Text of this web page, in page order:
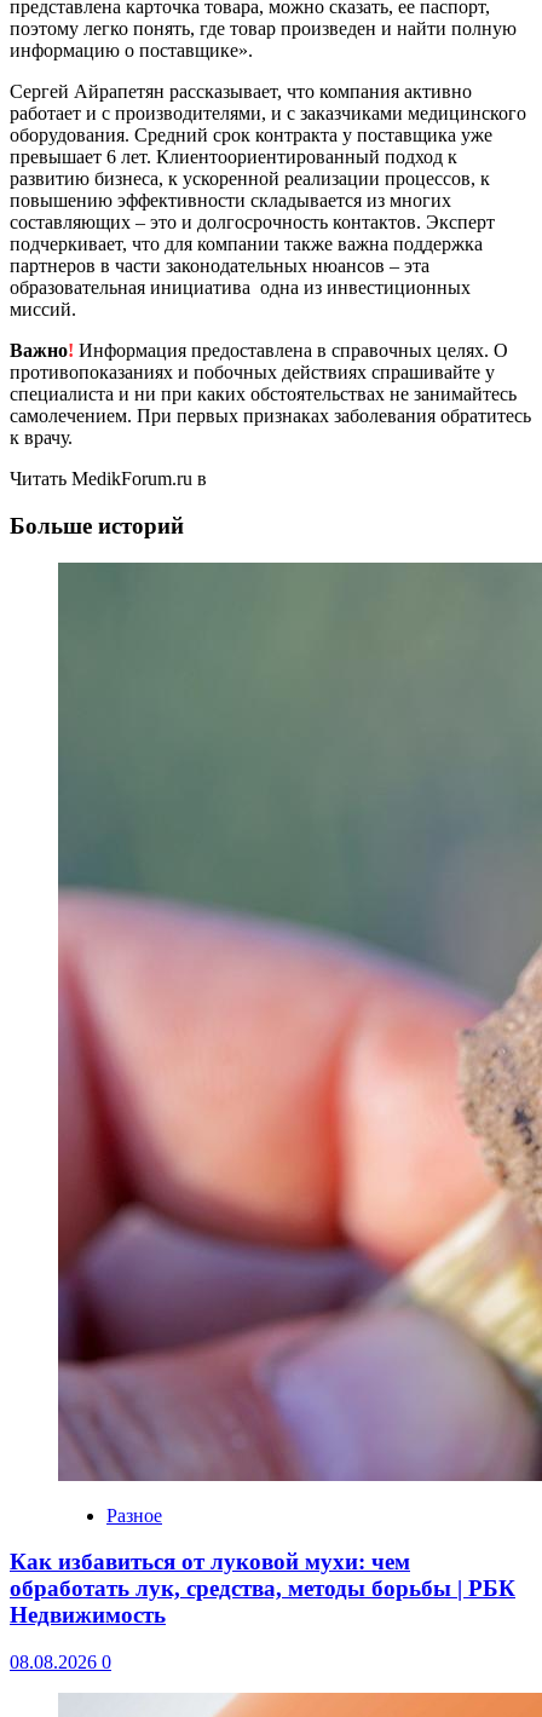
представлена карточка товара, можно сказать, ее паспорт,
поэтому легко понять, где товар произведен и найти полную
информацию о поставщике».
Сергей Айрапетян рассказывает, что компания активно
работает и с производителями, и с заказчиками медицинского
оборудования. Средний срок контракта у поставщика уже
превышает 6 лет. Клиентоориентированный подход к
развитию бизнеса, к ускоренной реализации процессов, к
повышению эффективности складывается из многих
составляющих – это и долгосрочность контактов. Эксперт
подчеркивает, что для компании также важна поддержка
партнеров в части законодательных нюансов – эта
образовательная инициатива одна из инвестиционных
миссий.
Важно! Информация предоставлена в справочных целях. О
противопоказаниях и побочных действиях спрашивайте у
специалиста и ни при каких обстоятельствах не занимайтесь
самолечением. При первых признаках заболевания обратитесь
к врачу.
Читать MedikForum.ru в
Больше историй
Разное
Как избавиться от луковой мухи: чем
обработать лук, средства, методы борьбы | РБК
Недвижимость
08.08.2026 0